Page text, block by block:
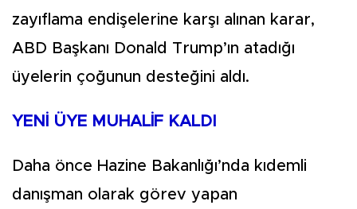
zayıflama endişelerine karşı alınan karar,
ABD Başkanı Donald Trump’ın atadığı
üyelerin çoğunun desteğini aldı.
YENİ ÜYE MUHALİF KALDI
Daha önce Hazine Bakanlığı’nda kıdemli
danışman olarak görev yapan